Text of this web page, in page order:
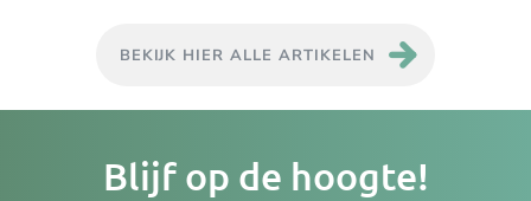
BEKIJK HIER ALLE ARTIKELEN
Blijf op de hoogte!